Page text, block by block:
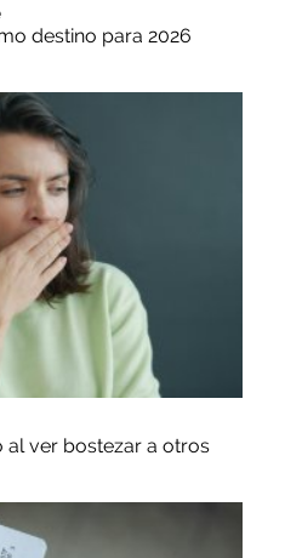
destino para 2026
al ver bostezar a otros